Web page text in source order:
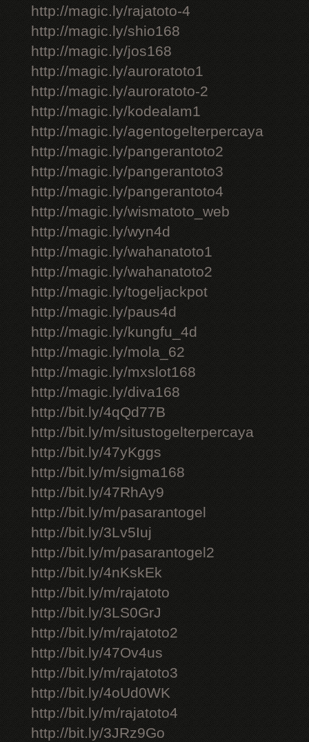
http://magic.ly/rajatoto-4
http://magic.ly/shio168
http://magic.ly/jos168
http://magic.ly/auroratoto1
http://magic.ly/auroratoto-2
http://magic.ly/kodealam1
http://magic.ly/agentogelterpercaya
http://magic.ly/pangerantoto2
http://magic.ly/pangerantoto3
http://magic.ly/pangerantoto4
http://magic.ly/wismatoto_web
http://magic.ly/wyn4d
http://magic.ly/wahanatoto1
http://magic.ly/wahanatoto2
http://magic.ly/togeljackpot
http://magic.ly/paus4d
http://magic.ly/kungfu_4d
http://magic.ly/mola_62
http://magic.ly/mxslot168
http://magic.ly/diva168
http://bit.ly/4qQd77B
http://bit.ly/m/situstogelterpercaya
http://bit.ly/47yKggs
http://bit.ly/m/sigma168
http://bit.ly/47RhAy9
http://bit.ly/m/pasarantogel
http://bit.ly/3Lv5Iuj
http://bit.ly/m/pasarantogel2
http://bit.ly/4nKskEk
http://bit.ly/m/rajatoto
http://bit.ly/3LS0GrJ
http://bit.ly/m/rajatoto2
http://bit.ly/47Ov4us
http://bit.ly/m/rajatoto3
http://bit.ly/4oUd0WK
http://bit.ly/m/rajatoto4
http://bit.ly/3JRz9Go